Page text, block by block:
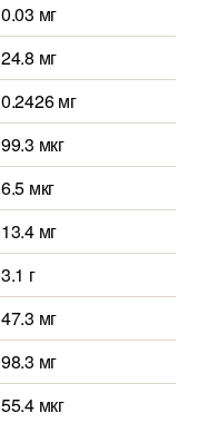
0.03 мг
24.8 мг
0.2426 мг
99.3 мкг
6.5 мкг
13.4 мг
3.1 г
47.3 мг
98.3 мг
55.4 мкг